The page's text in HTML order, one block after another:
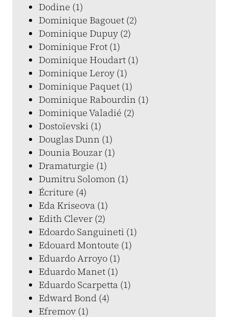
Dodine (1)
Dominique Bagouet (2)
Dominique Dupuy (2)
Dominique Frot (1)
Dominique Houdart (1)
Dominique Leroy (1)
Dominique Paquet (1)
Dominique Rabourdin (1)
Dominique Valadié (2)
Dostoïevski (1)
Douglas Dunn (1)
Dounia Bouzar (1)
Dramaturgie (1)
Dumitru Solomon (1)
Écriture (4)
Eda Kriseova (1)
Edith Clever (2)
Edoardo Sanguineti (1)
Edouard Montoute (1)
Eduardo Arroyo (1)
Eduardo Manet (1)
Eduardo Scarpetta (1)
Edward Bond (4)
Efremov (1)